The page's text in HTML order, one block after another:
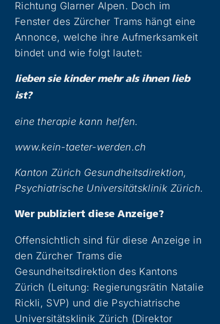
Richtung Glarner Alpen. Doch im
Fenster des Zürcher Trams hängt eine
Annonce, welche ihre Aufmerksamkeit
bindet und wie folgt lautet:
lieben sie kinder mehr als ihnen lieb
ist?
eine therapie kann helfen.
www.kein-taeter-werden.ch
Kanton Zürich Gesundheitsdirektion,
Psychiatrische Universitätsklinik Zürich.
Wer publiziert diese Anzeige?
Offensichtlich sind für diese Anzeige in
den Zürcher Trams die
Gesundheitsdirektion des Kantons
Zürich (Leitung: Regierungsrätin Natalie
Rickli, SVP) und die Psychiatrische
Universitätsklinik Zürich (Direktor